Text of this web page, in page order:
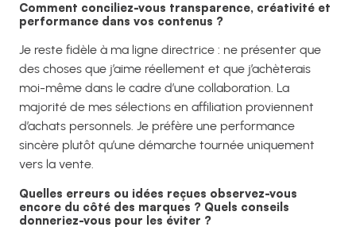
Comment conciliez-vous transparence, créativité et
performance dans vos contenus ?
Je reste fidèle à ma ligne directrice : ne présenter que
des choses que j’aime réellement et que j’achèterais
moi-même dans le cadre d’une collaboration. La
majorité de mes sélections en affiliation proviennent
d’achats personnels. Je préfère une performance
sincère plutôt qu’une démarche tournée uniquement
vers la vente.
Quelles erreurs ou idées reçues observez-vous
encore du côté des marques ? Quels conseils
donneriez-vous pour les éviter ?